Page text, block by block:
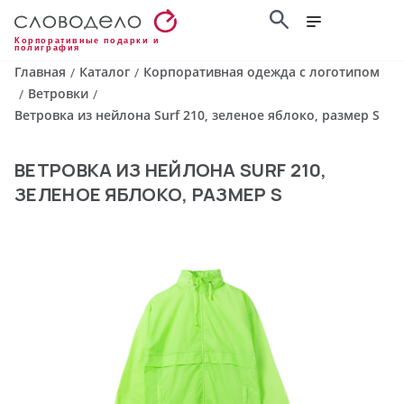
Корпоративные подарки и
полиграфия
Главная / Каталог / Корпоративная одежда с логотипом
/ Ветровки /
Ветровка из нейлона Surf 210, зеленое яблоко, размер S
ВЕТРОВКА ИЗ НЕЙЛОНА SURF 210,
ЗЕЛЕНОЕ ЯБЛОКО, РАЗМЕР S